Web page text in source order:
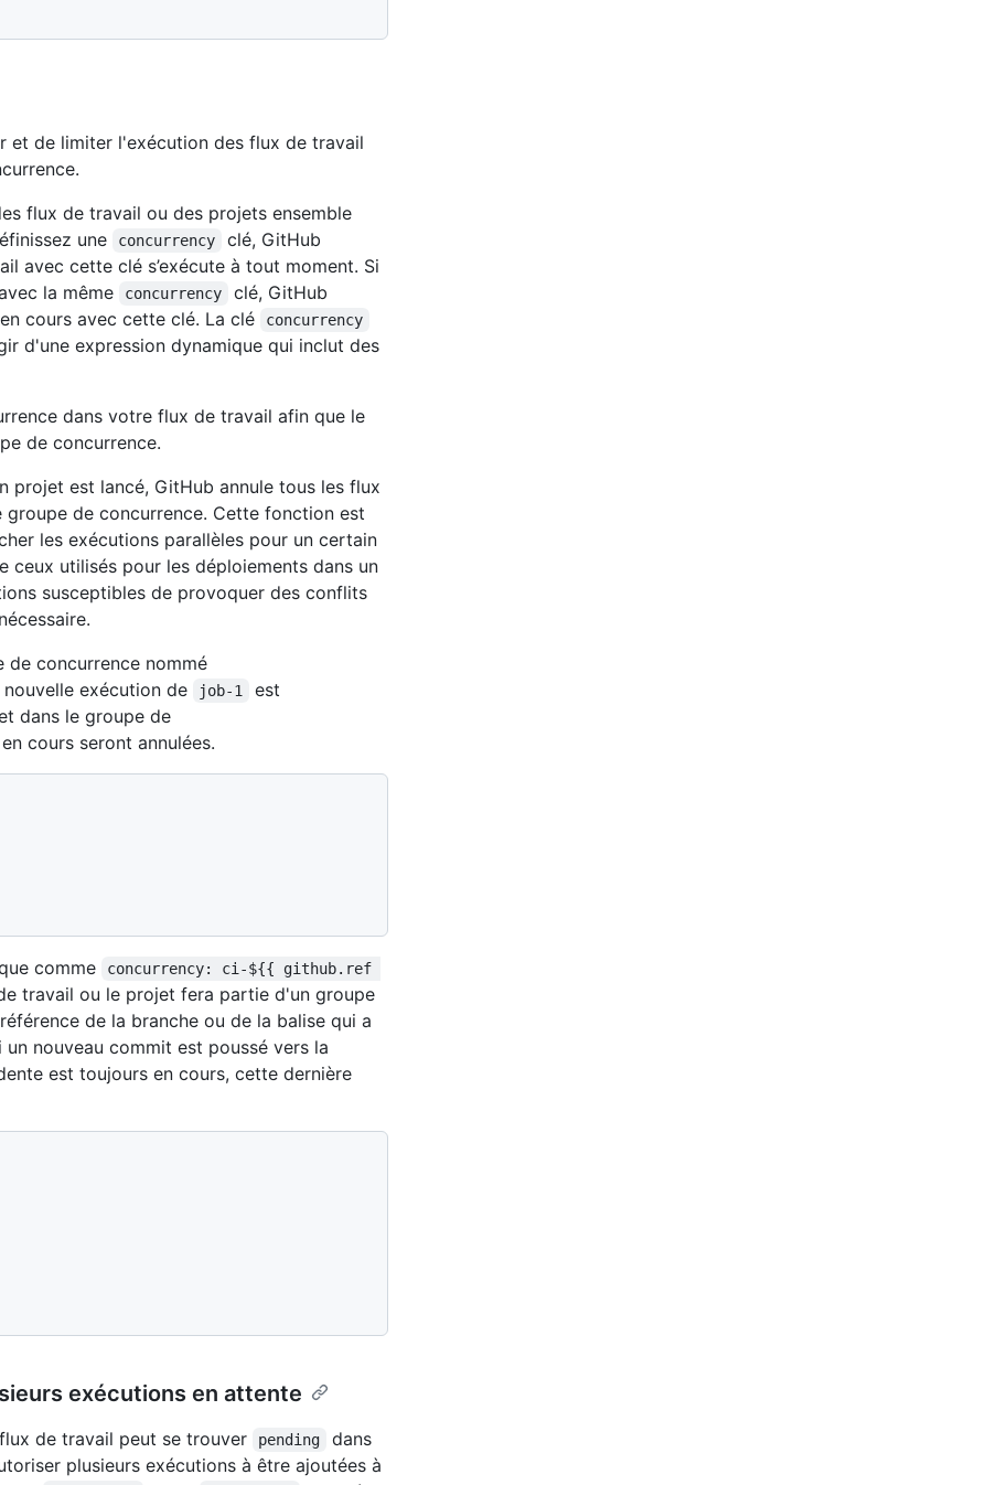
et de limiter l'exécution des flux de travail
flux de travail ou des projets ensemble
une
concurrency
clé, GitHub
avec cette clé s’exécute à tout moment. Si
la même
concurrency
clé, GitHub
cours avec cette clé. La clé
concurrency
d'une expression dynamique qui inclut des
dans votre flux de travail afin que le
de concurrence.
projet est lancé, GitHub annule tous les flux
de concurrence. Cette fonction est
les exécutions parallèles pour un certain
utilisés pour les déploiements dans un
susceptibles de provoquer des conflits
concurrence nommé
exécution de job-1
est
dans le groupe de
cours seront annulées.
comme
concurrency: ci-${{ github.ref
travail ou le projet fera partie d'un groupe
de la branche ou de la balise qui a
nouveau commit est poussé vers la
est toujours en cours, cette dernière
exécutions en attente
de travail peut se trouver pending
dans
plusieurs exécutions à être ajoutées à